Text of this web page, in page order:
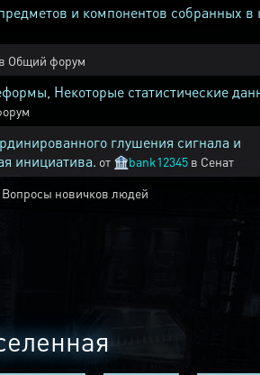
и компонентов собранных в
в Общий форум
Некоторые статистические
глушения сигнала и
инициатива. от 🏦bank12345 в Сенат
Вопросы новичков людей